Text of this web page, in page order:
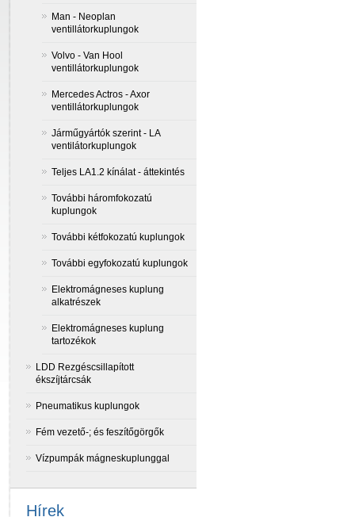
Man - Neoplan
ventillátorkuplungok
Volvo - Van Hool
ventillátorkuplungok
Mercedes Actros - Axor
ventillátorkuplungok
Járműgyártók szerint - LA
ventilátorkuplungok
Teljes LA1.2 kínálat - áttekintés
További háromfokozatú
kuplungok
További kétfokozatú kuplungok
További egyfokozatú kuplungok
Elektromágneses kuplung
alkatrészek
Elektromágneses kuplung
tartozékok
LDD Rezgéscsillapított
ékszíjtárcsák
Pneumatikus kuplungok
Fém vezető-; és feszítőgörgők
Vízpumpák mágneskuplunggal
Hírek